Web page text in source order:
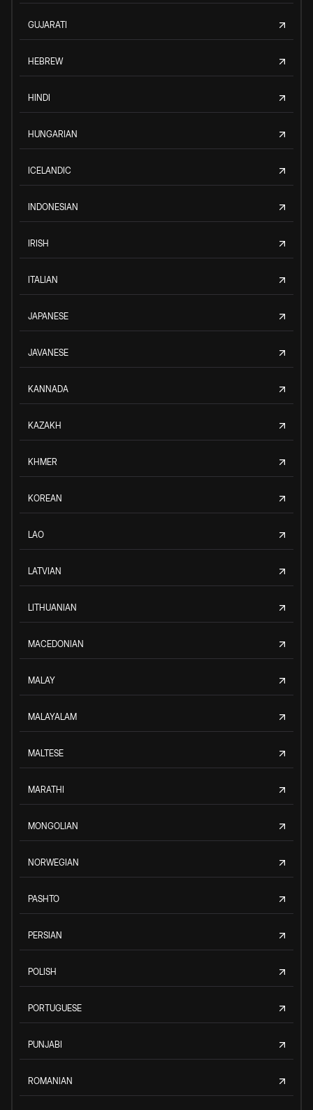
GUJARATI
HEBREW
HINDI
HUNGARIAN
ICELANDIC
INDONESIAN
IRISH
ITALIAN
JAPANESE
JAVANESE
KANNADA
KAZAKH
KHMER
KOREAN
LAO
LATVIAN
LITHUANIAN
MACEDONIAN
MALAY
MALAYALAM
MALTESE
MARATHI
MONGOLIAN
NORWEGIAN
PASHTO
PERSIAN
POLISH
PORTUGUESE
PUNJABI
ROMANIAN